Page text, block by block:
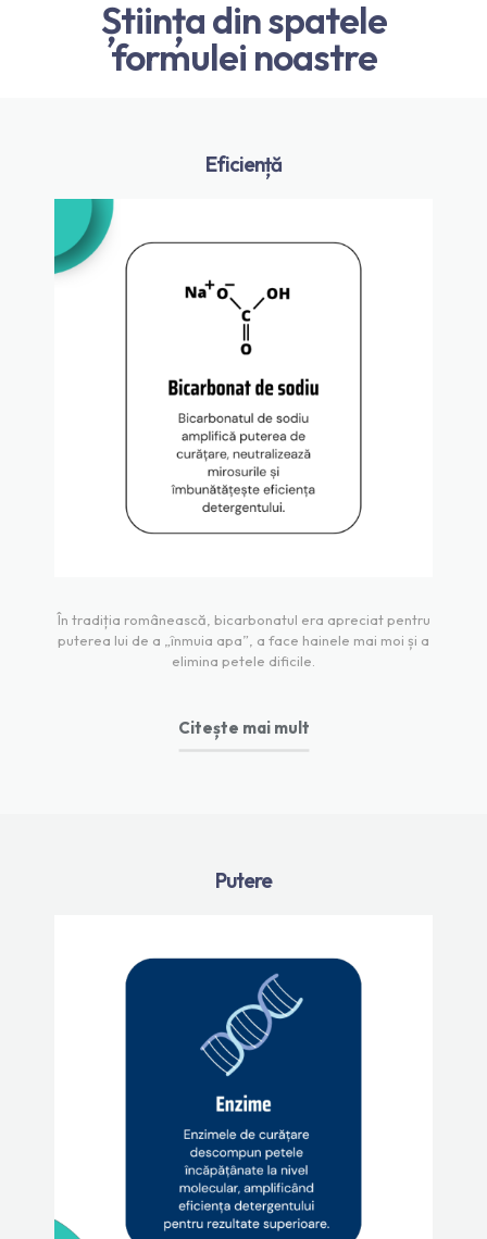
Știința din spatele
formulei noastre
Eficiență
În tradiția românească, bicarbonatul era apreciat pentru
puterea lui de a „înmuia apa”, a face hainele mai moi și a
elimina petele dificile.
Citește mai mult
Putere